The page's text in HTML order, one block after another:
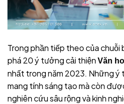
Trong phần tiếp theo của chuỗi
phá 20 ý tưởng cải thiện Văn
nhất trong năm 2023. Những ý
mang tính sáng tạo mà còn
nghiên cứu sâu rộng và kinh